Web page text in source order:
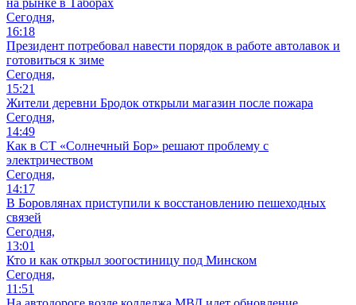
на рынке в Таборах
Сегодня,
16:18
Президент потребовал навести порядок в работе автолавок и
готовиться к зиме
Сегодня,
15:21
Жители деревни Бродок открыли магазин после пожара
Сегодня,
14:49
Как в СТ «Солнечный Бор» решают проблему с
электричеством
Сегодня,
14:17
В Боровлянах приступили к восстановлению пешеходных
связей
Сегодня,
13:01
Кто и как открыл зоогостиницу под Минском
Сегодня,
11:51